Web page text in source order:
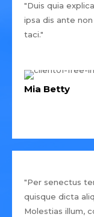
"Duis quia
ipsa dis ante
taci."
Mia Betty
"Per senectus
quisque dicta
Molestias illum,